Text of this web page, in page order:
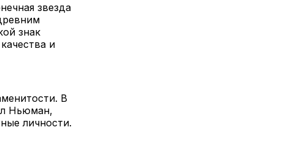
звезда
знак
и
В
Ньюман,
личности.